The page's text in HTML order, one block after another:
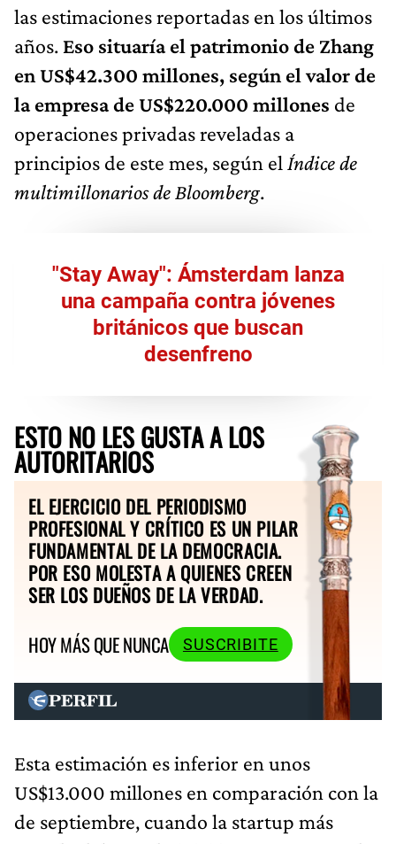
las estimaciones reportadas en los últimos
años. Eso situaría el patrimonio de Zhang
en US$42.300 millones, según el valor de
la empresa de US$220.000 millones de
operaciones privadas reveladas a
principios de este mes, según el Índice de
multimillonarios de Bloomberg.
"Stay Away": Ámsterdam lanza
una campaña contra jóvenes
británicos que buscan
desenfreno
ESTO NO LES GUSTA A LOS
AUTORITARIOS
EL EJERCICIO DEL PERIODISMO
PROFESIONAL Y CRÍTICO ES UN PILAR
FUNDAMENTAL DE LA DEMOCRACIA.
POR ESO MOLESTA A QUIENES CREEN
SER LOS DUEÑOS DE LA VERDAD.
HOY MÁS QUE NUNCA
SUSCRIBITE
Esta estimación es inferior en unos
US$13.000 millones en comparación con la
de septiembre, cuando la startup más